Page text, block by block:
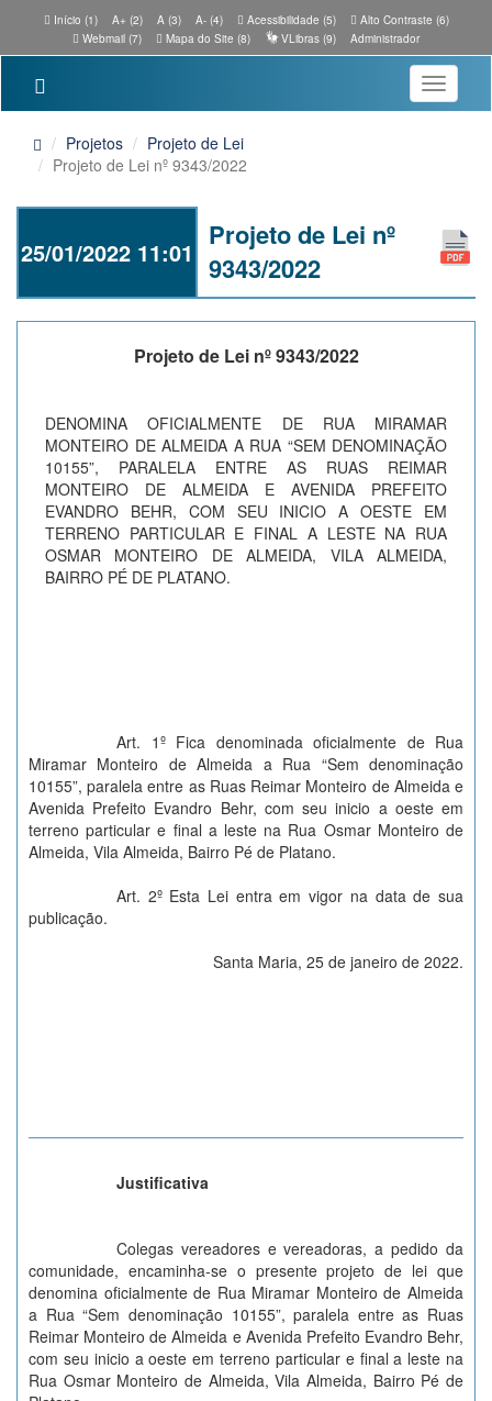
Início (1) A+ (2) A (3) A- (4) Acessibilidade (5)
Alto Contraste (6)
Webmail (7)
Mapa do Site (8) VLibras (9) Administrador
Toggle
Projetos
Projeto de Lei
Projeto de Lei nº 9343/2022
25/01/2022 11:01
Projeto de Lei nº
9343/2022
Projeto de Lei nº 9343/2022
DENOMINA OFICIALMENTE DE RUA MIRAMAR
MONTEIRO DE ALMEIDA A RUA “SEM DENOMINAÇÃO
10155”, PARALELA ENTRE AS RUAS REIMAR
MONTEIRO DE ALMEIDA E AVENIDA PREFEITO
EVANDRO BEHR, COM SEU INICIO A OESTE EM
TERRENO PARTICULAR E FINAL A LESTE NA RUA
OSMAR MONTEIRO DE ALMEIDA, VILA ALMEIDA,
BAIRRO PÉ DE PLATANO.
Art. 1º Fica denominada oficialmente de Rua
Miramar Monteiro de Almeida a Rua “Sem denominação
10155”, paralela entre as Ruas Reimar Monteiro de Almeida e
Avenida Prefeito Evandro Behr, com seu inicio a oeste em
terreno particular e final a leste na Rua Osmar Monteiro de
Almeida, Vila Almeida, Bairro Pé de Platano.
Art. 2º Esta Lei entra em vigor na data de sua
publicação.
Santa Maria, 25 de janeiro de 2022.
Justificativa
Colegas vereadores e vereadoras, a pedido da
comunidade, encaminha-se o presente projeto de lei que
denomina oficialmente de Rua Miramar Monteiro de Almeida
a Rua “Sem denominação 10155”, paralela entre as Ruas
Reimar Monteiro de Almeida e Avenida Prefeito Evandro Behr,
com seu inicio a oeste em terreno particular e final a leste na
Rua Osmar Monteiro de Almeida, Vila Almeida, Bairro Pé de